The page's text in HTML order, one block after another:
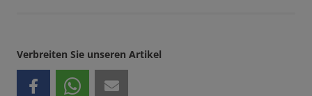
Verbreiten Sie unseren Artikel